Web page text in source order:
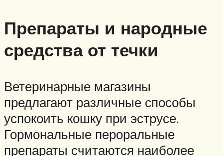
Препараты и народные
средства от течки
Ветеринарные магазины
предлагают различные способы
успокоить кошку при эструсе.
Гормональные пероральные
препараты считаются наиболее